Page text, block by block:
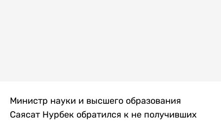
Министр науки и высшего образования
Саясат Нурбек обратился к не получивших